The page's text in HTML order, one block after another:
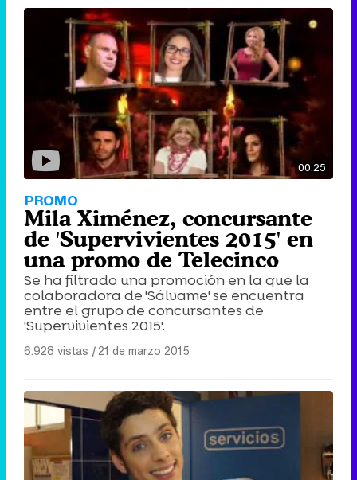
00:25
PROMO
Mila Ximénez, concursante
de 'Supervivientes 2015' en
una promo de Telecinco
Se ha filtrado una promoción en la que la
colaboradora de 'Sálvame' se encuentra
entre el grupo de concursantes de
'Supervivientes 2015'.
6.928 vistas |21 de marzo 2015